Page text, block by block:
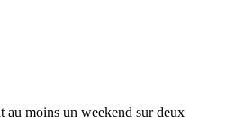
au moins un weekend sur deux